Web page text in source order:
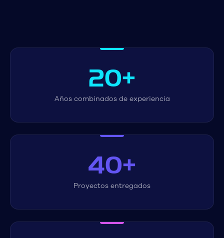
20+
Años combinados de experiencia
40+
Proyectos entregados